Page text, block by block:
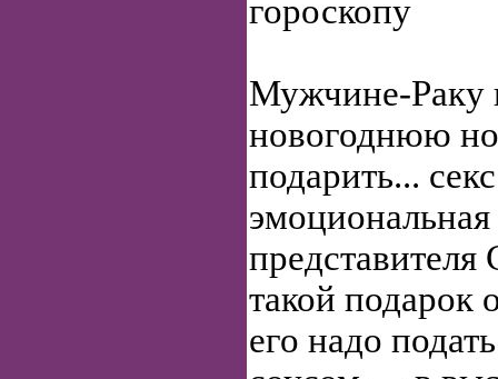
гороскопу
Мужчине-Раку
новогоднюю
подарить...
эмоциональная
такой подарок
его надо